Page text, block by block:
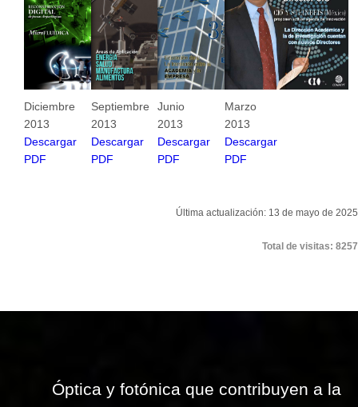
Diciembre
2013
Descargar
PDF
Septiembre
2013
Descargar
PDF
Junio
2013
Descargar
PDF
Marzo
2013
Descargar
PDF
Última actualización: 13 de mayo de 2025
Total de visitas: 8257
Óptica y fotónica que contribuyen a la